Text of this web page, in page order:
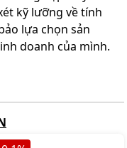
kỹ lưỡng về tính
lựa chọn sản
doanh của mình.